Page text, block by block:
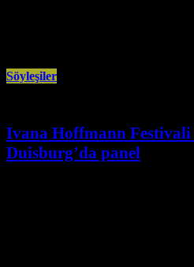
Söyleşiler
Ivana Hoffmann Festivali
Duisburg’da panel